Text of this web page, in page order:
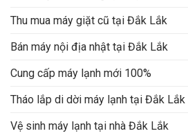
Thu mua máy giặt cũ tại Đắk Lắk
Bán máy nội địa nhật tại Đắk Lắk
Cung cấp máy lạnh mới 100%
Tháo lắp di dời máy lạnh tại Đắk Lắk
Vệ sinh máy lạnh tại nhà Đắk Lắk